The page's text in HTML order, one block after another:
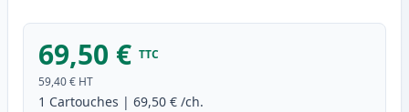
69,50 € TTC
59,40 € HT
1 Cartouches | 69,50 € /ch.